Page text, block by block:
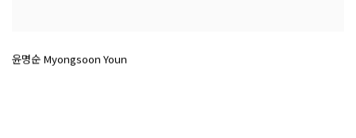
윤명순 Myongsoon Youn